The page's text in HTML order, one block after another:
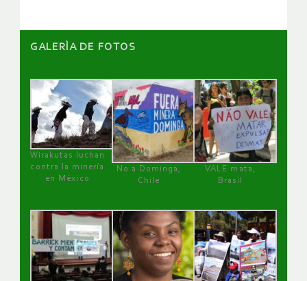
GALERÌA DE FOTOS
Wirakutas luchan
contra la minería
en México
No a Dominga,
Chile
VALE mata,
Brasil